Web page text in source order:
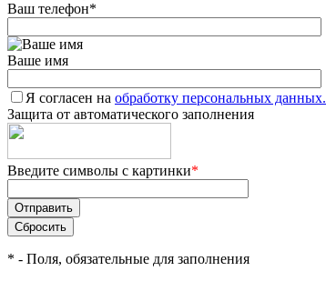
Ваш телефон*
Ваше имя
Я согласен на обработку персональных данных.
Защита от автоматического заполнения
Введите символы с картинки*
* - Поля, обязательные для заполнения